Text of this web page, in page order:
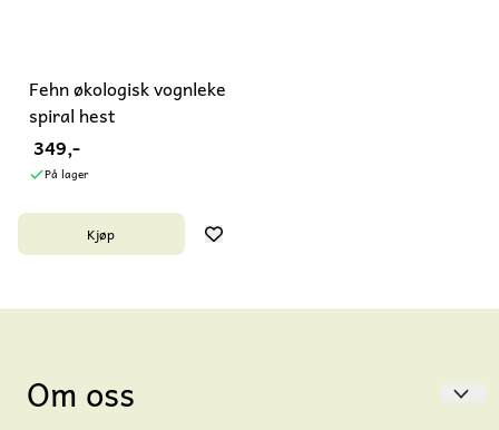
Fehn økologisk vognleke
spiral hest
349,-
På lager
Kjøp
Om oss